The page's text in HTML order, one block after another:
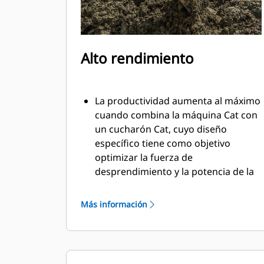
Alto rendimiento
La productividad aumenta al máximo
cuando combina la máquina Cat con
un cucharón Cat, cuyo diseño
específico tiene como objetivo
optimizar la fuerza de
desprendimiento y la potencia de la
El perfil de revestimiento de doble
hacia el cucharón. El espacio libre
Más información